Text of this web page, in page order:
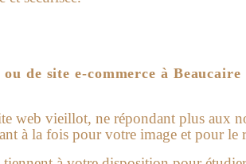
de site e-commerce à Beaucaire
web vieillot, ne répondant plus aux
à la fois pour votre image et pour le